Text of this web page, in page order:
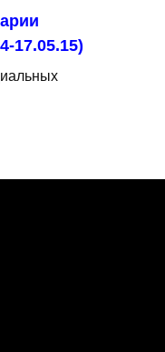
17.05.15)